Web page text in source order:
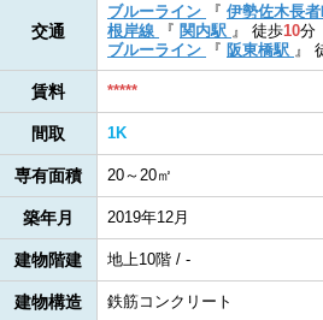
交通
ブルーライン 『 伊勢佐木長
根岸線
『 関内駅 』 徒歩10分
ブルーライン
『 阪東橋駅 』
賃料 *****
間取 1K
専有面積 20～20㎡
築年月 2019年12月
建物階建 地上10階 / -
建物構造 鉄筋コンクリート